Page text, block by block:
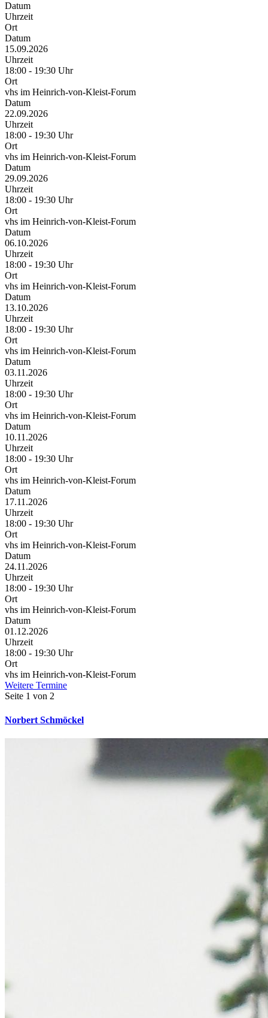
Datum
Uhrzeit
Ort
Datum
15.09.2026
Uhrzeit
18:00 - 19:30 Uhr
Ort
vhs im Heinrich-von-Kleist-Forum
Datum
22.09.2026
Uhrzeit
18:00 - 19:30 Uhr
Ort
vhs im Heinrich-von-Kleist-Forum
Datum
29.09.2026
Uhrzeit
18:00 - 19:30 Uhr
Ort
vhs im Heinrich-von-Kleist-Forum
Datum
06.10.2026
Uhrzeit
18:00 - 19:30 Uhr
Ort
vhs im Heinrich-von-Kleist-Forum
Datum
13.10.2026
Uhrzeit
18:00 - 19:30 Uhr
Ort
vhs im Heinrich-von-Kleist-Forum
Datum
03.11.2026
Uhrzeit
18:00 - 19:30 Uhr
Ort
vhs im Heinrich-von-Kleist-Forum
Datum
10.11.2026
Uhrzeit
18:00 - 19:30 Uhr
Ort
vhs im Heinrich-von-Kleist-Forum
Datum
17.11.2026
Uhrzeit
18:00 - 19:30 Uhr
Ort
vhs im Heinrich-von-Kleist-Forum
Datum
24.11.2026
Uhrzeit
18:00 - 19:30 Uhr
Ort
vhs im Heinrich-von-Kleist-Forum
Datum
01.12.2026
Uhrzeit
18:00 - 19:30 Uhr
Ort
vhs im Heinrich-von-Kleist-Forum
Weitere Termine
Seite 1 von 2
Norbert Schmöckel